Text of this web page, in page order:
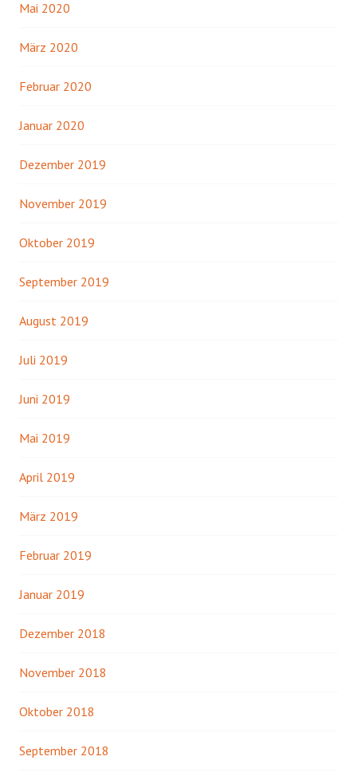
Mai 2020
März 2020
Februar 2020
Januar 2020
Dezember 2019
November 2019
Oktober 2019
September 2019
August 2019
Juli 2019
Juni 2019
Mai 2019
April 2019
März 2019
Februar 2019
Januar 2019
Dezember 2018
November 2018
Oktober 2018
September 2018